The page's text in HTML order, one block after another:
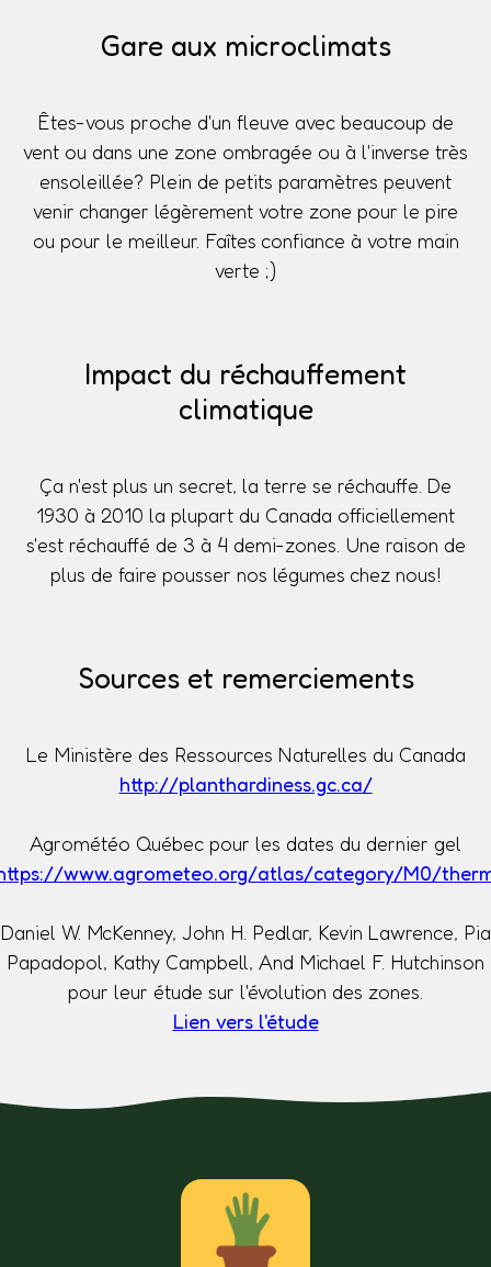
Gare aux microclimats
Êtes-vous proche d'un fleuve avec beaucoup de
vent ou dans une zone ombragée ou à l'inverse très
ensoleillée? Plein de petits paramètres peuvent
venir changer légèrement votre zone pour le pire
ou pour le meilleur. Faîtes confiance à votre main
verte ;)
Impact du réchauffement
climatique
Ça n'est plus un secret, la terre se réchauffe. De
1930 à 2010 la plupart du Canada officiellement
s'est réchauffé de 3 à 4 demi-zones. Une raison de
plus de faire pousser nos légumes chez nous!
Sources et remerciements
Le Ministère des Ressources Naturelles du Canada
http://planthardiness.gc.ca/
Agrométéo Québec pour les dates du dernier gel
www.agrometeo.org/atlas/category/M0/
Daniel W. McKenney, John H. Pedlar, Kevin Lawrence, Pia
Papadopol, Kathy Campbell, And Michael F. Hutchinson
pour leur étude sur l'évolution des zones.
Lien vers l'étude